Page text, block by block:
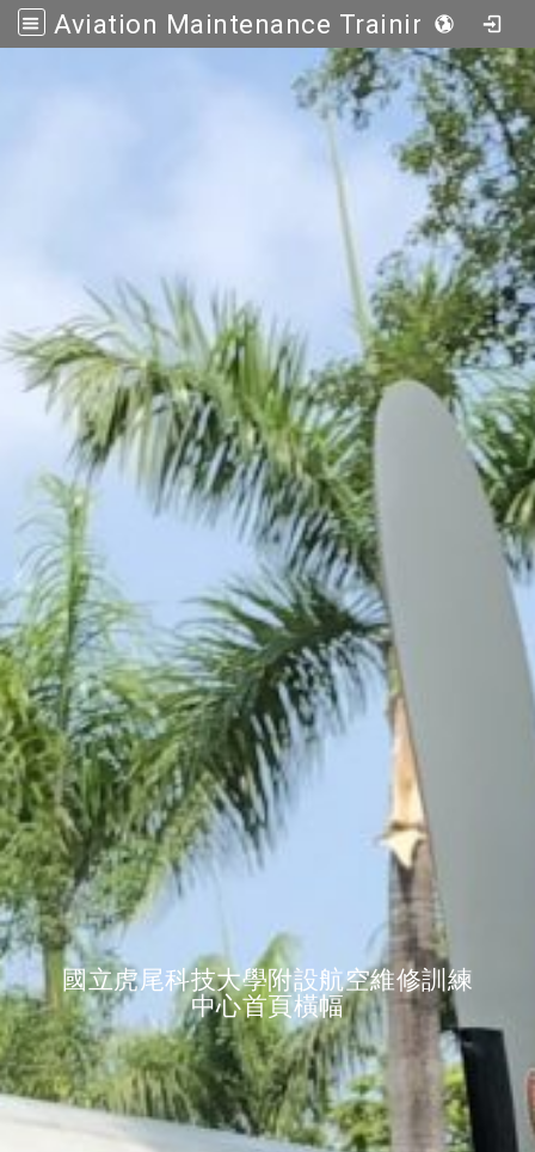
Aviation Maintenance Training Center
國立虎尾科技大學附設航空維修訓練
中心首頁橫幅